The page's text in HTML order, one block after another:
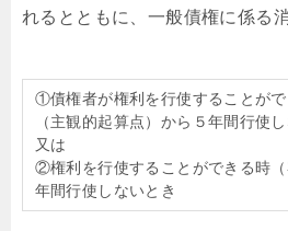
れるとともに、一般債権に係る
①債権者が権利を行使することが
（主観的起算点）から５年間行使
又は
②権利を行使することができる時
年間行使しないとき